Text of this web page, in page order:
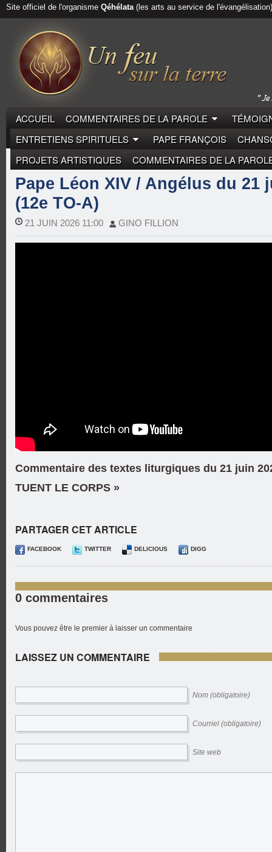
Site officiel de l'organisme Qéhélata(les arts au service de l'évangélisation)
ACCUEIL COMMENTAIRES DE LA PAROLE
ENTRETIENS SPIRITUELS
PAPE FRANÇOIS
PROJETS ARTISTIQUES
COMMENTAIRES DE LA
COMMENTAIRES DE LA PAROLE PAPE LÉON XIV
Pape Léon XIV / Angélus du 21
(12e TO-A)
21 JUIN 2026 11:00 GINO FILLION
Commentaire des textes liturgiques du 21 juin
TUENT LE CORPS »
PARTAGER CET ARTICLE
FACEBOOK TWITTER DELICIOUS DIGG
0 commentaires
Vous pouvez être le premier à laisser un commentaire
LAISSEZ UN COMMENTAIRE
Nom (obligatoire)
Courriel (obligatoire)
Site web